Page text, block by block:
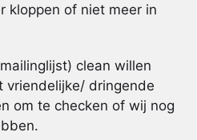
kloppen of niet meer in
clean willen
vriendelijke/ dringende
om te checken of wij nog